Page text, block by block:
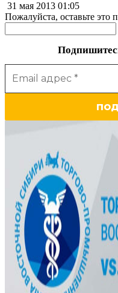
31 мая 2013 01:05
Пожалуйста, оставьте это